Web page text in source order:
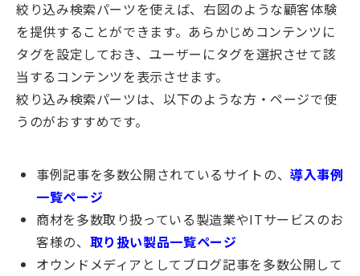
絞り込み検索パーツを使えば、右図のような顧客体験
を提供することができます。あらかじめコンテンツに
タグを設定しておき、ユーザーにタグを選択させて該
当するコンテンツを表示させます。
絞り込み検索パーツは、以下のような方・ページで使
うのがおすすめです。
事例記事を多数公開されているサイトの、導入事例
一覧ページ
商材を多数取り扱っている製造業やITサービスのお
客様の、 取り扱い製品一覧ページ
オウンドメディアとしてブログ記事を多数公開して